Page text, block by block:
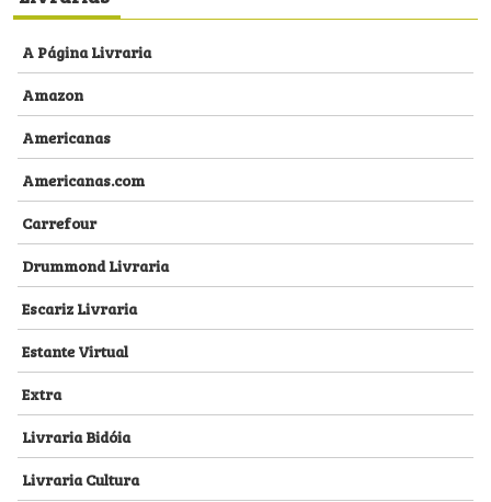
A Página Livraria
Amazon
Americanas
Americanas.com
Carrefour
Drummond Livraria
Escariz Livraria
Estante Virtual
Extra
Livraria Bidóia
Livraria Cultura